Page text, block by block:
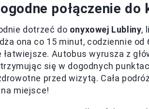
połączenie do
dotrzeć do onyxowej Lubliny,
ona co 15 minut, codziennie
Autobus wyrusza z
się w dogodnych
przed wizytą. Cała
miejsce!